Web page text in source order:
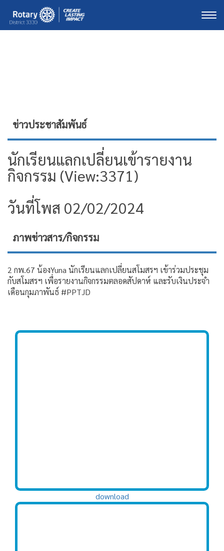
ข่าวประชาสัมพันธ์
นักเรียนแลกเปลี่ยนเข้ารายงาน​
กิจกรรม (View:3371)
วันที่โพส 02/02/2024
ภาพข่าวสาร/กิจกรรม
2 กพ.67 น้องYuna นักเรียนแลกเปลี่ยนสโมสรฯ เข้าร่วมประชุม
กับสโมสรฯ เพื่อรายงานกิจกรรมตลอดสัปดาห์ และรับเงินประจำ
เดือนกุมภาพันธ์ #PPTJD
download